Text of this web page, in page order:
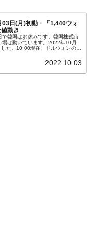
03日(月)初動・「1,440ウォ
動き
で韓国はお休みです。韓国株式市
場は動いています。2022年10月
た。10:00現在、ドルウォンのチ
2022.10.03